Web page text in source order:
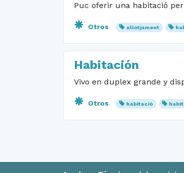
Puc oferir una habitació
Otros allotjament
Habitación
Vivo en duplex grande y
Otros habitació